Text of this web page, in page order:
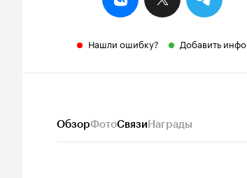
Нашли ошибку? Добавить инфо
ОбзорФотоСвязиНаграды